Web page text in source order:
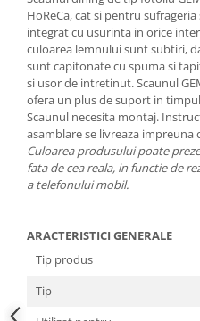
HoReCa, cat si pentru
integrat cu usurinta in orice
culoarea lemnului sunt subtiri,
sunt capitonate cu spuma si
si usor de intretinut. Scaunul
ofera un plus de suport in
Scaunul necesita montaj.
asamblare se livreaza impreuna
Culoarea produsului poate
fata de cea reala, in functie de
a telefonului mobil.
ARACTERISTICI GENERALE
Tip produs
Tip